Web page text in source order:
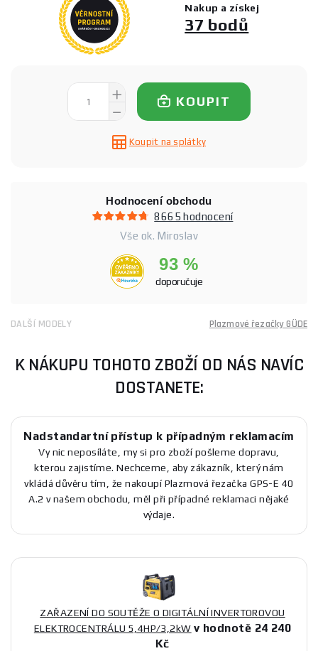
Nakup a získej
37 bodů
KOUPIT
Koupit na splátky
Hodnocení obchodu
8665 hodnocení
Vše ok. Miroslav
93 %
doporučuje
DALŠÍ MODELY Plazmové řezačky GÜDE
K NÁKUPU TOHOTO ZBOŽÍ OD NÁS NAVÍC
DOSTANETE:
Nadstandartní přístup k případným reklamacím
Vy nic neposíláte, my si pro zboží pošleme dopravu,
kterou zajistíme. Nechceme, aby zákazník, který nám
vkládá důvěru tím, že nakoupí Plazmová řezačka GPS-E 40
A.2 v našem obchodu, měl při případné reklamaci nějaké
výdaje.
ZAŘAZENÍ DO SOUTĚŽE O DIGITÁLNÍ INVERTOROVOU
ELEKTROCENTRÁLU 5,4HP/3,2kW v hodnotě 24 240
Kč